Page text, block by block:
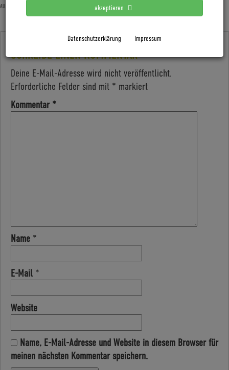
akzeptieren
Datenschutzerklärung Impressum
Allgemein
SCHREIBE EINEN KOMMENTAR
Deine E-Mail-Adresse wird nicht veröffentlicht.
Erforderliche Felder sind mit * markiert
Kommentar *
Name *
E-Mail *
Website
Name, E-Mail-Adresse und Website in diesem Browser für
meinen nächsten Kommentar speichern.